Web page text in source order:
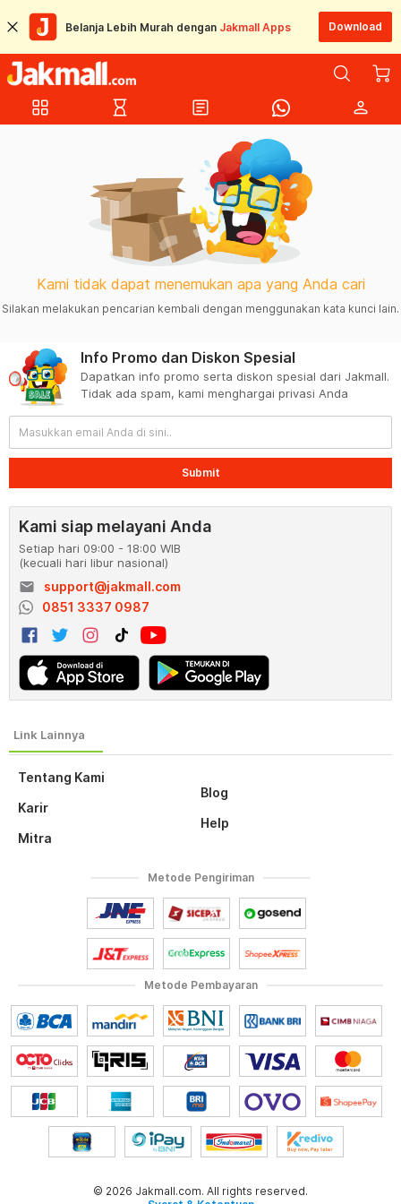
Belanja Lebih Murah dengan Jakmall Apps Download
grid_view hourglass_empty article person
Kami tidak dapat menemukan apa yang Anda cari
Silakan melakukan pencarian kembali dengan menggunakan kata kunci lain.
Tentang Kami
Karir
Mitra
Blog
Help
Info Promo dan Diskon Spesial
Dapatkan info promo serta diskon spesial dari Jakmall.
Tidak ada spam, kami menghargai privasi Anda
Submit
Kami siap melayani Anda
Setiap hari 09:00 - 18:00 WIB
(kecuali hari libur nasional)
email
support@jakmall.com
0851 3337 0987
Metode Pembayaran
Metode Pengiriman
© 2026 Jakmall.com. All rights reserved.